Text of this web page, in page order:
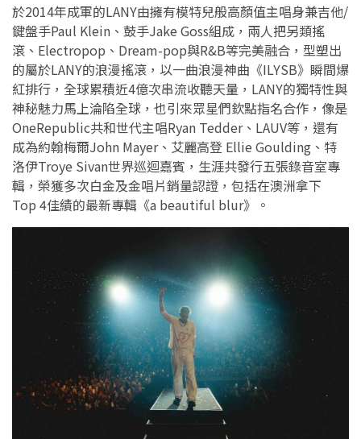
於2014年成軍的LANY由擁有模特兒般高顏值主唱身兼吉他/
鍵盤手Paul Klein、鼓手Jake Goss組成，兩人把另類搖
滾、Electropop、Dream-pop與R&B等完美融合，型塑出
的屬於LANY的浪漫搖滾，以一曲浪漫神曲《ILYSB》瞬間爆
紅排行，全球累積近4億次串流收聽天量，LANY的獨特性與
神秘魅力馬上淪陷全球，也引來眾星們欽點指名合作，像是
OneRepublic共和世代主唱Ryan Tedder、LAUV等，還有
成為約翰梅爾John Mayer、艾麗高登 Ellie Goulding、特
洛伊Troye Sivan世界巡迴嘉賓，生涯共發行五張錄音室專
輯，榮獲多次白金及金唱片銷量認證，包括在澳洲拿下
Top 4佳績的最新專輯《a beautiful blur》。